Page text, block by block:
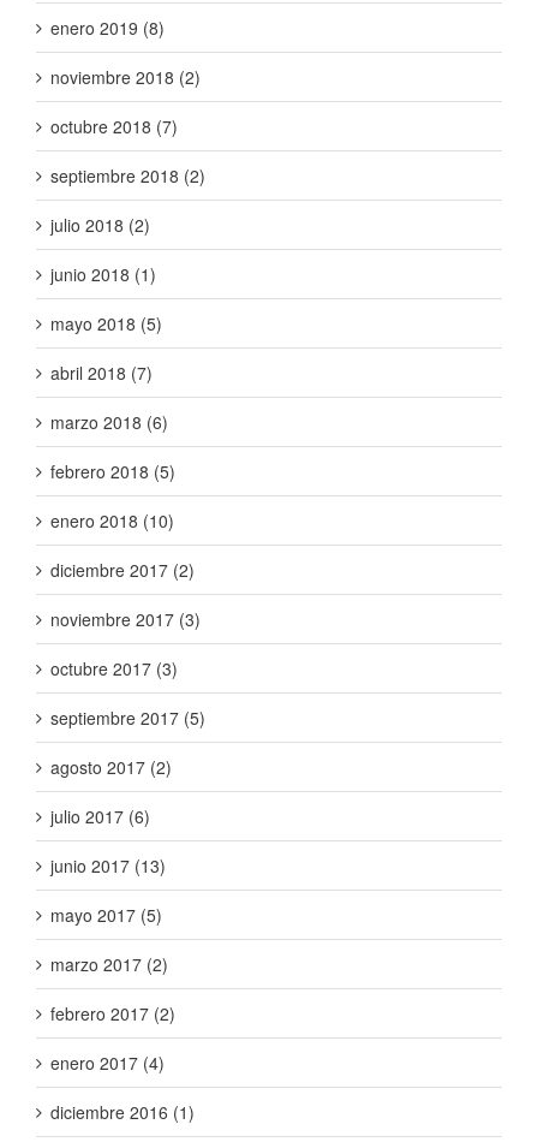
enero 2019 (8)
noviembre 2018 (2)
octubre 2018 (7)
septiembre 2018 (2)
julio 2018 (2)
junio 2018 (1)
mayo 2018 (5)
abril 2018 (7)
marzo 2018 (6)
febrero 2018 (5)
enero 2018 (10)
diciembre 2017 (2)
noviembre 2017 (3)
octubre 2017 (3)
septiembre 2017 (5)
agosto 2017 (2)
julio 2017 (6)
junio 2017 (13)
mayo 2017 (5)
marzo 2017 (2)
febrero 2017 (2)
enero 2017 (4)
diciembre 2016 (1)